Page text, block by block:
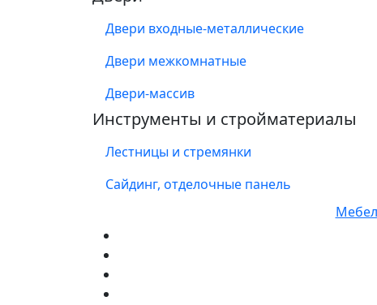
Двери входные-металлические
Двери межкомнатные
Двери-массив
Инструменты и стройматериалы
Лестницы и стремянки
Сайдинг, отделочные панель